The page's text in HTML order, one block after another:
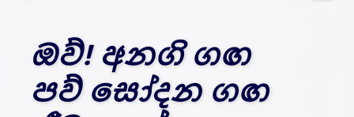
අනගි ගඟ
සෝදන ගඟ